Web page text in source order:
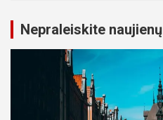
Nepraleiskite naujienų